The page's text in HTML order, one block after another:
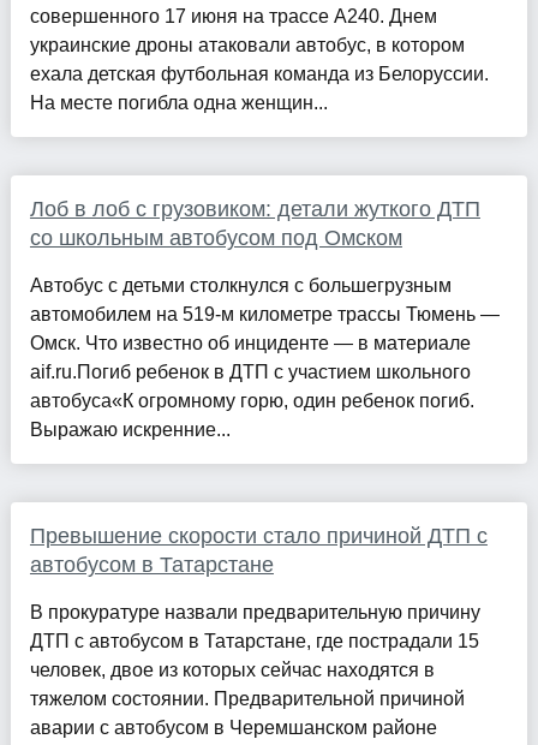
совершенного 17 июня на трассе А240. Днем
украинские дроны атаковали автобус, в котором
ехала детская футбольная команда из Белоруссии.
На месте погибла одна женщин...
Лоб в лоб с грузовиком: детали жуткого ДТП
со школьным автобусом под Омском
Автобус с детьми столкнулся с большегрузным
автомобилем на 519-м километре трассы Тюмень —
Омск. Что известно об инциденте — в материале
aif.ru.Погиб ребенок в ДТП с участием школьного
автобуса«К огромному горю, один ребенок погиб.
Выражаю искренние...
Превышение скорости стало причиной ДТП с
автобусом в Татарстане
В прокуратуре назвали предварительную причину
ДТП с автобусом в Татарстане, где пострадали 15
человек, двое из которых сейчас находятся в
тяжелом состоянии. Предварительной причиной
аварии с автобусом в Черемшанском районе